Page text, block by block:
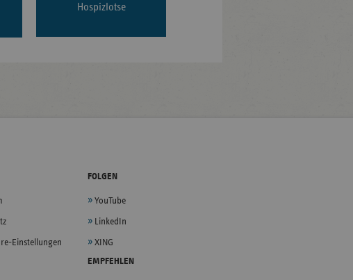
Hospizlotse
Einstellungen
FOLGEN
YouTube
LinkedIn
XING
EMPFEHLEN